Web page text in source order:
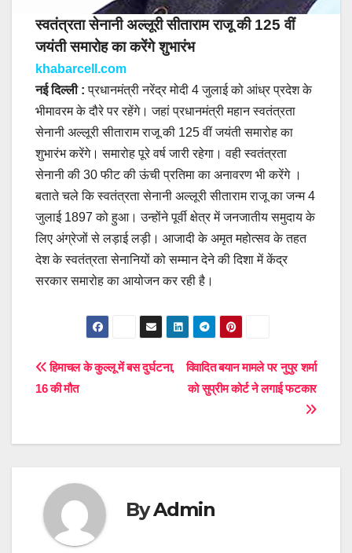
स्वतंत्रता सेनानी अल्लूरी सीताराम राजू की 125 वीं
जयंती समारोह का करेंगे शुभारंभ
khabarcell.com
नई दिल्ली : प्रधानमंत्री नरेंद्र मोदी 4 जुलाई को आंध्र प्रदेश के
भीमावरम के दौरे पर रहेंगे। जहां प्रधानमंत्री महान स्वतंत्रता
सेनानी अल्लूरी सीताराम राजू की 125 वीं जयंती समारोह का
शुभारंभ करेंगे। समारोह पूरे वर्ष जारी रहेगा। वही स्वतंत्रता
सेनानी की 30 फीट की ऊंची प्रतिमा का अनावरण भी करेंगे ।
बताते चले कि स्वतंत्रता सेनानी अल्लूरी सीताराम राजू का जन्म 4
जुलाई 1897 को हुआ। उन्होंने पूर्वी क्षेत्र में जनजातीय समुदाय के
लिए अंग्रेजों से लड़ाई लड़ी। आजादी के अमृत महोत्सव के तहत
देश के स्वतंत्रता सेनानियों को सम्मान देने की दिशा में केंद्र
सरकार समारोह का आयोजन कर रही है।
Post
विवादित बयान मामले पर नुपुर शर्मा
को सुप्रीम कोर्ट ने लगाई फटकार
हिमाचल के कुल्लू में बस दुर्घटना,
16 की मौत
ByAdmin